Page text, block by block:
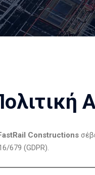
Constructions
679 (GDPR).